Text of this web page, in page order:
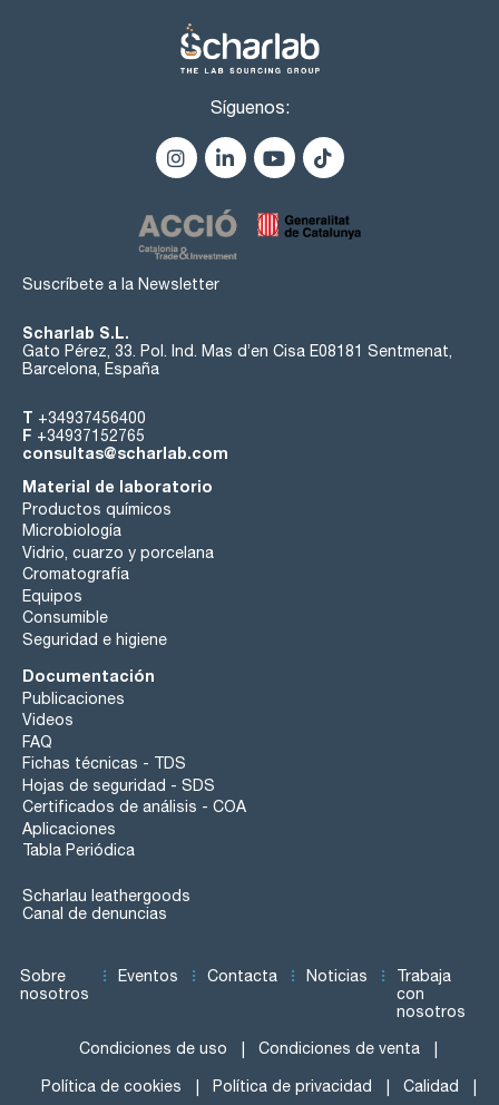
Síguenos:
Suscríbete a la Newsletter
Scharlab S.L.
Gato Pérez, 33. Pol. Ind. Mas d’en Cisa E08181 Sentmenat,
Barcelona, España
T +34937456400
F +34937152765
consultas@scharlab.com
Material de laboratorio
Productos químicos
Microbiología
Vidrio, cuarzo y porcelana
Cromatografía
Equipos
Consumible
Seguridad e higiene
Documentación
Publicaciones
Videos
FAQ
Fichas técnicas - TDS
Hojas de seguridad - SDS
Certificados de análisis - COA
Aplicaciones
Tabla Periódica
Scharlau leathergoods
Canal de denuncias
Sobre
nosotros
Eventos Contacta Noticias
Trabaja
con
nosotros
Condiciones de uso Condiciones de venta
Política de cookies Política de privacidad Calidad